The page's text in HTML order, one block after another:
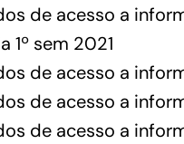
de acesso a
1º sem 2021
de acesso a
de acesso a
de acesso a